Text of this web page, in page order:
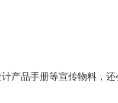
产品手册等宣传物料，